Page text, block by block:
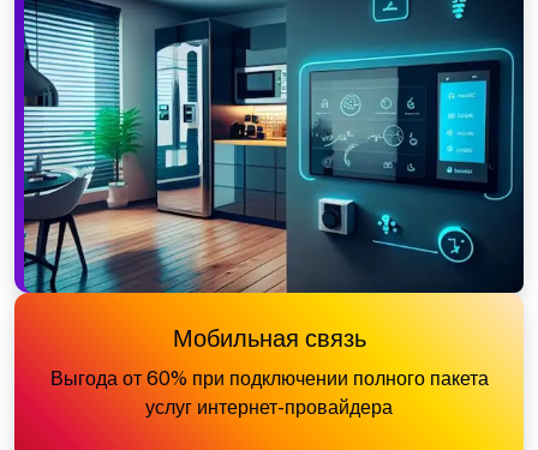
Мобильная связь
Выгода от 60% при подключении полного пакета
услуг интернет-провайдера